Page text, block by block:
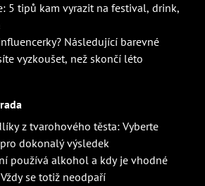
5 tipů kam vyrazit na festival, drink,
Následující barevné
vyzkoušet, než skončí léto
z tvarohového těsta: Vyberte
dokonalý výsledek
používá alkohol a kdy je vhodné
se totiž neodpaří